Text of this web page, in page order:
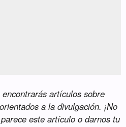
artículos sobre
a la divulgación. ¡No
este artículo o darnos tu